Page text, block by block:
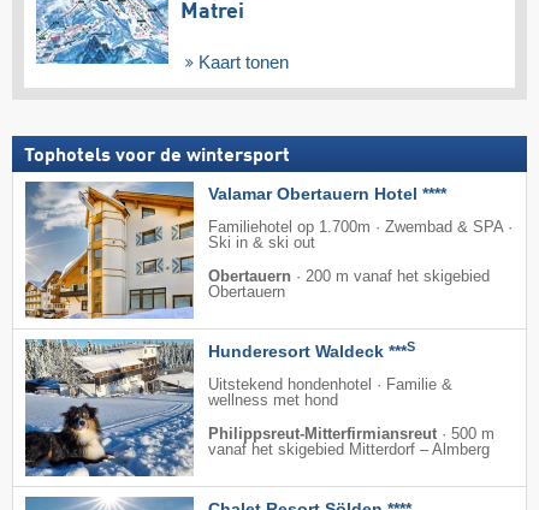
Matrei
Kaart tonen
Tophotels voor de wintersport
Valamar Obertauern Hotel ****
Familiehotel op 1.700m · Zwembad & SPA ·
Ski in & ski out
Obertauern · 200 m vanaf het skigebied
Obertauern
Hunderesort Waldeck ***S
Uitstekend hondenhotel · Familie &
wellness met hond
Philippsreut-Mitterfirmiansreut · 500 m
vanaf het skigebied Mitterdorf – Almberg